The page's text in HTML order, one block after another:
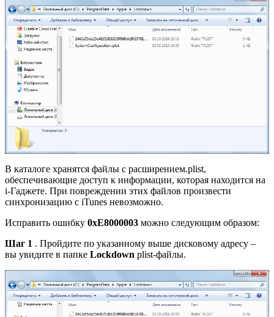
В каталоге хранятся файлы с расширением.plist,
обеспечивающие доступ к информации, которая находится на
i-Гаджете. При повреждении этих файлов произвести
синхронизацию с iTunes невозможно.
Исправить ошибку 0xE8000003 можно следующим образом:
Шаг 1 . Пройдите по указанному выше дисковому адресу –
вы увидите в папке Lockdown plist-файлы.